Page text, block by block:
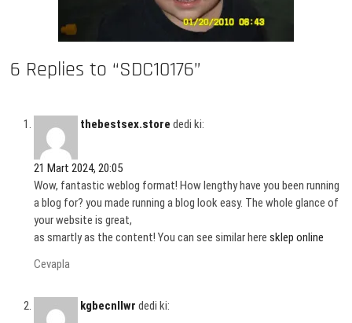
6 Replies to “SDC10176”
thebestsex.store dedi ki:
21 Mart 2024, 20:05
Wow, fantastic weblog format! How lengthy have you been running
a blog for? you made running a blog look easy. The whole glance of
your website is great,
as smartly as the content! You can see similar heresklep online
Cevapla
kgbecnllwr dedi ki: